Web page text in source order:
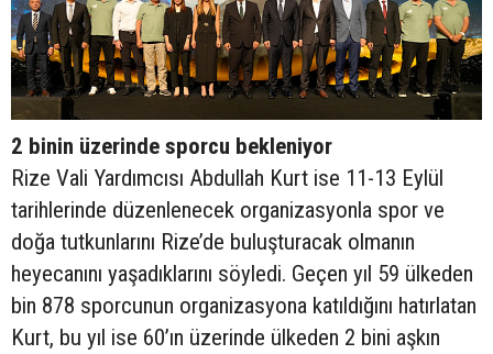
2 binin üzerinde sporcu bekleniyor
Rize Vali Yardımcısı Abdullah Kurt ise 11-13 Eylül
tarihlerinde düzenlenecek organizasyonla spor ve
doğa tutkunlarını Rize’de buluşturacak olmanın
heyecanını yaşadıklarını söyledi. Geçen yıl 59 ülkeden
bin 878 sporcunun organizasyona katıldığını hatırlatan
Kurt, bu yıl ise 60’ın üzerinde ülkeden 2 bini aşkın